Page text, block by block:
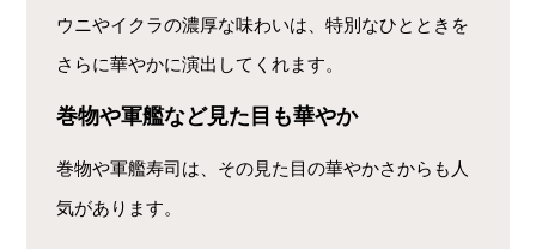
ウニやイクラの濃厚な味わいは、特別なひとときを
さらに華やかに演出してくれます。
巻物や軍艦など見た目も華やか
巻物や軍艦寿司は、その見た目の華やかさからも人
気があります。